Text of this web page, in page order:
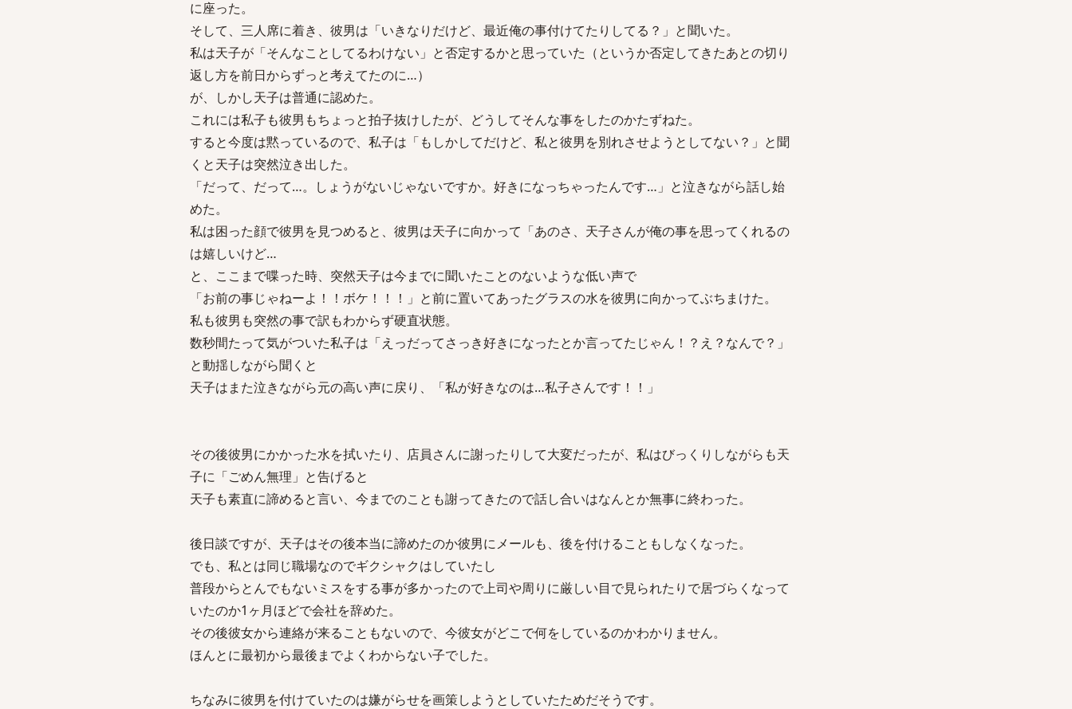
に座った。
そして、三人席に着き、彼男は「いきなりだけど、最近俺の事付けてたりしてる？」と聞いた。
私は天子が「そんなことしてるわけない」と否定するかと思っていた（というか否定してきたあとの切り
返し方を前日からずっと考えてたのに…）
が、しかし天子は普通に認めた。
これには私子も彼男もちょっと拍子抜けしたが、どうしてそんな事をしたのかたずねた。
すると今度は黙っているので、私子は「もしかしてだけど、私と彼男を別れさせようとしてない？」と聞
くと天子は突然泣き出した。
「だって、だって…。しょうがないじゃないですか。好きになっちゃったんです…」と泣きながら話し始
めた。
私は困った顔で彼男を見つめると、彼男は天子に向かって「あのさ、天子さんが俺の事を思ってくれるの
は嬉しいけど…
と、ここまで喋った時、突然天子は今までに聞いたことのないような低い声で
「お前の事じゃねーよ！！ボケ！！！」と前に置いてあったグラスの水を彼男に向かってぶちまけた。
私も彼男も突然の事で訳もわからず硬直状態。
数秒間たって気がついた私子は「えっだってさっき好きになったとか言ってたじゃん！？え？なんで？」
と動揺しながら聞くと
天子はまた泣きながら元の高い声に戻り、「私が好きなのは…私子さんです！！」
その後彼男にかかった水を拭いたり、店員さんに謝ったりして大変だったが、私はびっくりしながらも天
子に「ごめん無理」と告げると
天子も素直に諦めると言い、今までのことも謝ってきたので話し合いはなんとか無事に終わった。
後日談ですが、天子はその後本当に諦めたのか彼男にメールも、後を付けることもしなくなった。
でも、私とは同じ職場なのでギクシャクはしていたし
普段からとんでもないミスをする事が多かったので上司や周りに厳しい目で見られたりで居づらくなって
いたのか1ヶ月ほどで会社を辞めた。
その後彼女から連絡が来ることもないので、今彼女がどこで何をしているのかわかりません。
ほんとに最初から最後までよくわからない子でした。
ちなみに彼男を付けていたのは嫌がらせを画策しようとしていたためだそうです。